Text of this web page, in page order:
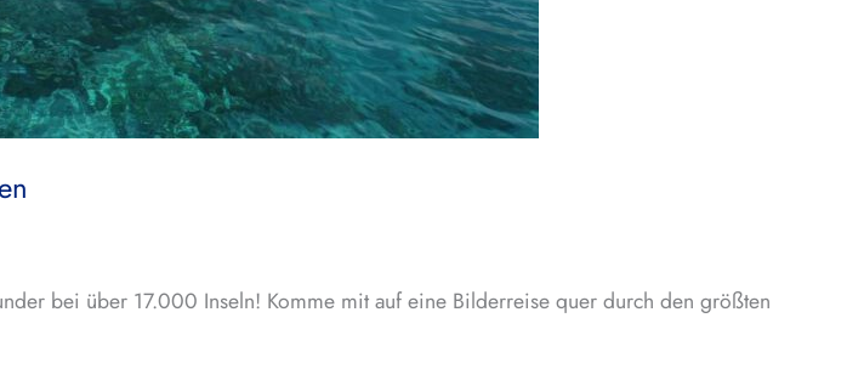
bei über 17.000 Inseln! Komme mit auf eine Bilderreise quer durch den größten